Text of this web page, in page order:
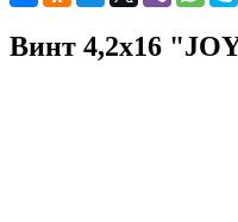
Винт 4,2х16